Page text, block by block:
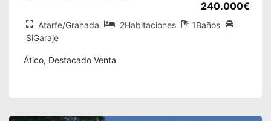
240.000€
Atarfe/Granada 2Habitaciones
1Baños
SiGaraje
Ático, Destacado Venta